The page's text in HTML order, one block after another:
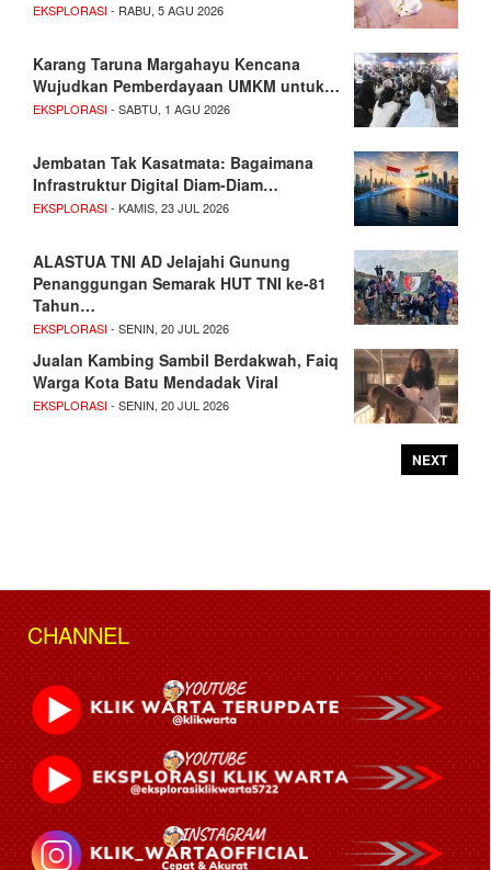
EKSPLORASI- RABU, 5 AGU 2026
Karang Taruna Margahayu Kencana
Wujudkan Pemberdayaan UMKM untuk…
EKSPLORASI- SABTU, 1 AGU 2026
Jembatan Tak Kasatmata: Bagaimana
Infrastruktur Digital Diam-Diam…
EKSPLORASI- KAMIS, 23 JUL 2026
ALASTUA TNI AD Jelajahi Gunung
Penanggungan Semarak HUT TNI ke-81
Tahun…
EKSPLORASI- SENIN, 20 JUL 2026
Jualan Kambing Sambil Berdakwah, Faiq
Warga Kota Batu Mendadak Viral
EKSPLORASI- SENIN, 20 JUL 2026
NEXT
CHANNEL